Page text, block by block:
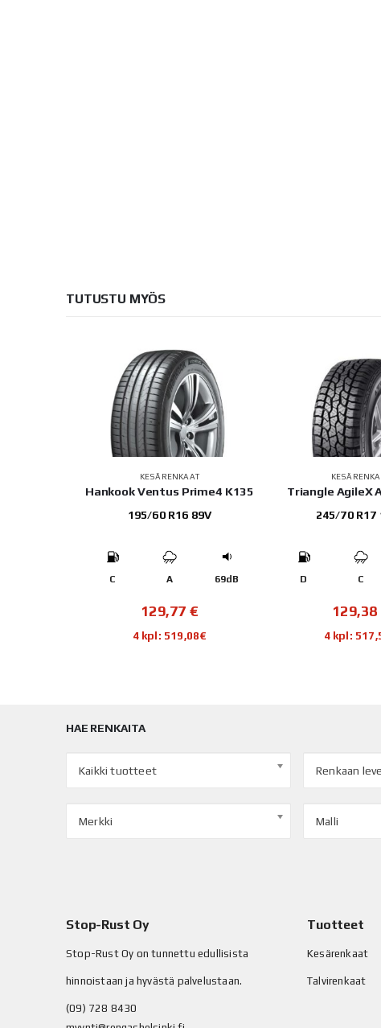
TUTUSTU MYÖS
KESÄRENKAAT
Hankook Ventus Prime4 K135
195/60 R16 89V
C A 69dB
129,77 €
4 kpl: 519,08€
Triangle AgileX
245/70 R17
D C
129,38
4 kpl:
HAE RENKAITA
Kaikki tuotteet Renkaan
Merkki Malli
Stop-Rust Oy
Stop-Rust Oy on tunnettu edullisista
hinnoistaan ja hyvästä palvelustaan.
(09) 728 8430
Tuotteet
Kesärenkaat
Talvirenkaat